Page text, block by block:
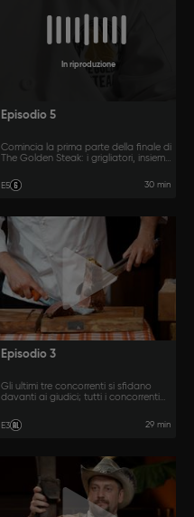
In riproduzione
Episodio 5
Comincia la prima parte della finale di
The Golden Steak: i grigliatori, insieme
griglia in tre manche diverse.
E5 30 min
Episodio 3
Gli ultimi tre concorrenti si sfidano
davanti ai giudici; tutti i concorrenti
in base al punteggio ottenuto.
E3 29 min